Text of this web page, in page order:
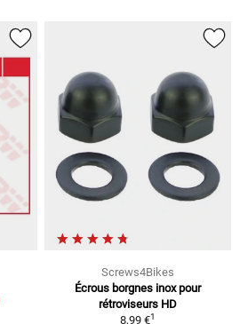
Screws4Bikes
Écrous borgnes inox pour
rétroviseurs HD
8,99 €1